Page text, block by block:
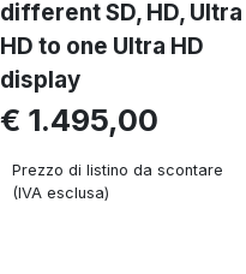
different SD, HD, Ultra
HD to one Ultra HD
display
€ 1.495,00
Prezzo di listino da scontare
(IVA esclusa)